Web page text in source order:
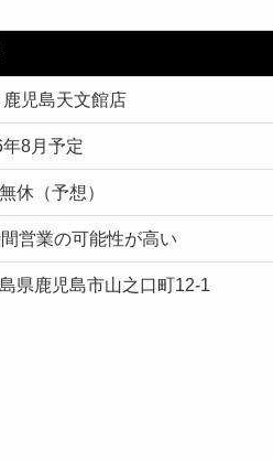
鹿児島天文館店
8月予定
休（予想）
営業の可能性が高い
県鹿児島市山之口町12-1